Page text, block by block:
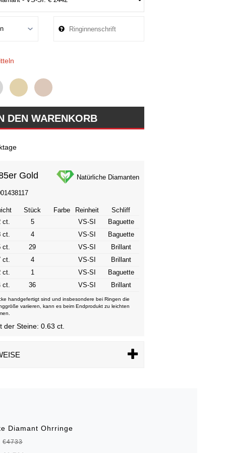
Gold Natürliche Diamanten
Stück Farbe Reinheit
Schliff
ct. 5 VS-SI
Baguette
ct. 4 VS-SI
Baguette
ct. 29 VS-SI
Brillant
ct. 4 VS-SI
Brillant
ct. 1 VS-SI
Baguette
ct. 36 VS-SI Brillant
handgefertigt sind und insbesondere bei Ringen die
variieren, kann es beim Endprodukt zu leichten
der Steine: 0.63 ct.
Diamant Ohrringe
€4733